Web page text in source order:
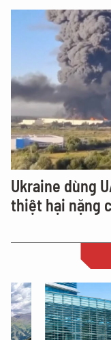
Ukraine dùng
thiệt hại nặng